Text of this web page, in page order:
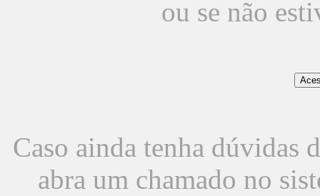
ou se não
Caso ainda tenha dúvidas
abra um chamado no